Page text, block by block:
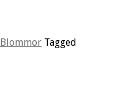
Blommor Tagged